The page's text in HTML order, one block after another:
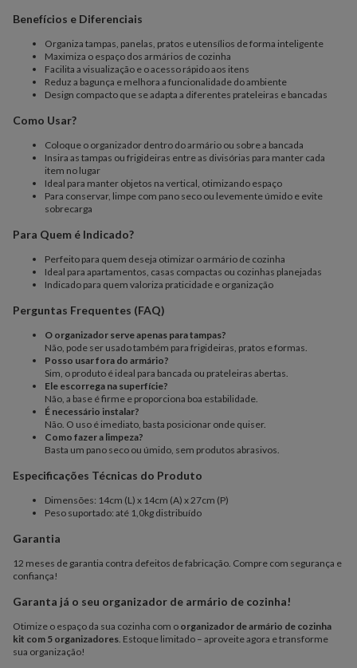
Benefícios e Diferenciais
Organiza tampas, panelas, pratos e utensílios de forma inteligente
Maximiza o espaço dos armários de cozinha
Facilita a visualização e o acesso rápido aos itens
Reduz a bagunça e melhora a funcionalidade do ambiente
Design compacto que se adapta a diferentes prateleiras e bancadas
Como Usar?
Coloque o organizador dentro do armário ou sobre a bancada
Insira as tampas ou frigideiras entre as divisórias para manter cada
item no lugar
Ideal para manter objetos na vertical, otimizando espaço
Para conservar, limpe com pano seco ou levemente úmido e evite
sobrecarga
Para Quem é Indicado?
Perfeito para quem deseja otimizar o armário de cozinha
Ideal para apartamentos, casas compactas ou cozinhas planejadas
Indicado para quem valoriza praticidade e organização
Perguntas Frequentes (FAQ)
O organizador serve apenas para tampas?
Não, pode ser usado também para frigideiras, pratos e formas.
Posso usar fora do armário?
Sim, o produto é ideal para bancada ou prateleiras abertas.
Ele escorrega na superfície?
Não, a base é firme e proporciona boa estabilidade.
É necessário instalar?
Não. O uso é imediato, basta posicionar onde quiser.
Como fazer a limpeza?
Basta um pano seco ou úmido, sem produtos abrasivos.
Especificações Técnicas do Produto
Dimensões: 14cm (L) x 14cm (A) x 27cm (P)
Peso suportado: até 1,0kg distribuído
Garantia
12 meses de garantia contra defeitos de fabricação. Compre com segurança e
confiança!
Garanta já o seu organizador de armário de cozinha!
Otimize o espaço da sua cozinha com o organizador de armário de cozinha
kit com 5 organizadores. Estoque limitado – aproveite agora e transforme
sua organização!